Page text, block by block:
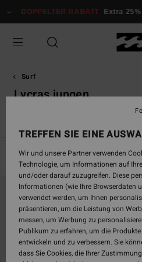
zur
Auswahl
springen
DOPPELTER RABATT Extra 25%
Surf
Lycras jungen
Filtern & Sortieren
Direkt
Filterkriterien
springen
Überspringen
filtern
TREFFEN SIE EINE
Wir und unsere Partner verwenden
Technologie, um Informationen auf
und/oder darauf zuzugreifen. Diese
Informationen (wie Ihre Browserdaten
verwendet werden, um Ihnen
präsentieren, um die Leistung von
messen, um Werbung zu
Publikum zu erfahren, um die
entwickeln und zu verbessern. Sie
dass Sie Cookies, die Ihrer